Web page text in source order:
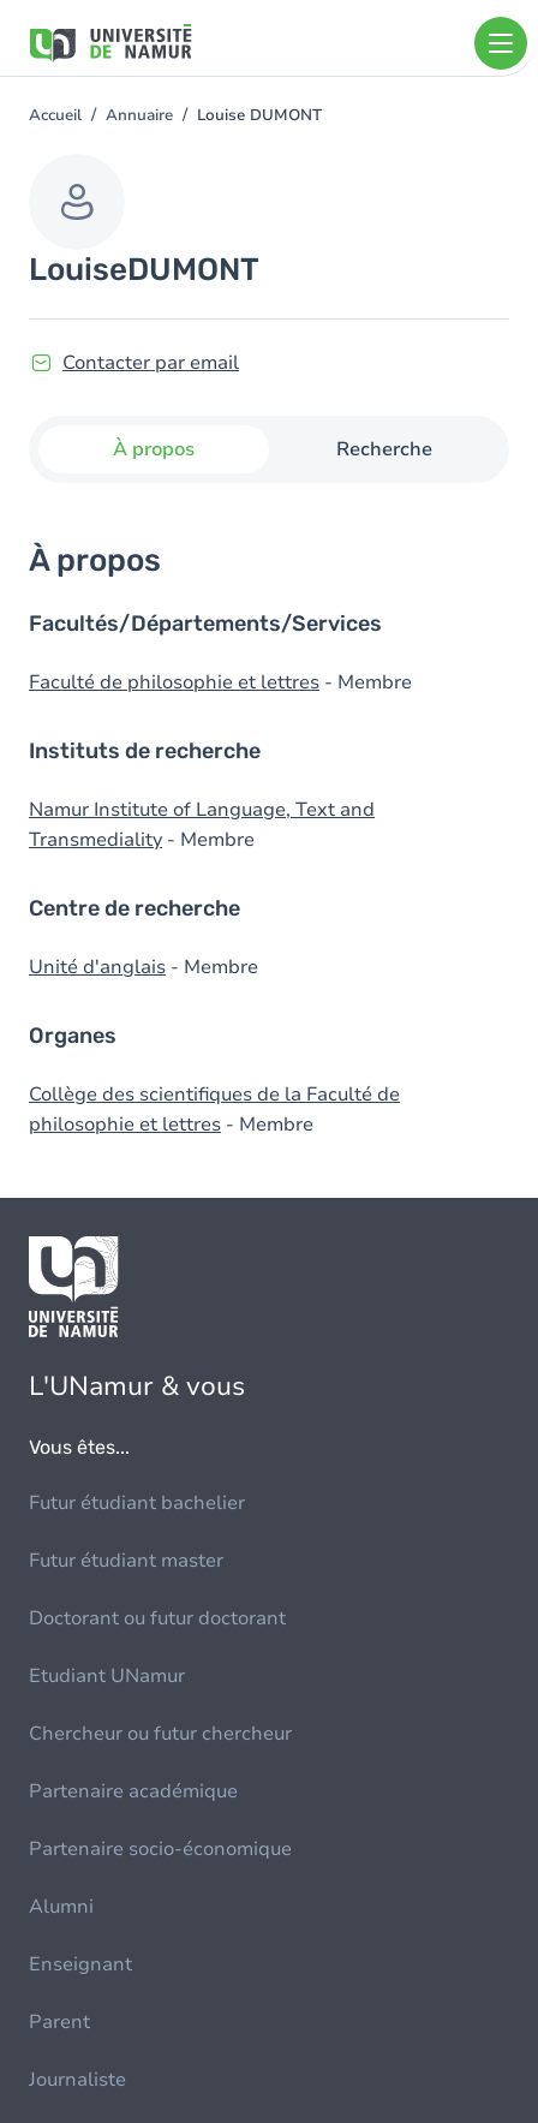
contenu
You
Accueil Annuaire Louise DUMONT
LouiseDUMONT
Contacter par email
À propos Recherche
À propos
Facultés/Départements/Services
Faculté de philosophie et lettres - Membre
Instituts de recherche
Namur Institute of Language, Text and
Transmediality - Membre
Centre de recherche
Unité d'anglais - Membre
Organes
Collège des scientifiques de la Faculté de
philosophie et lettres - Membre
L'UNamur & vous
Vous êtes...
Futur étudiant bachelier
Futur étudiant master
Doctorant ou futur doctorant
Etudiant UNamur
Chercheur ou futur chercheur
Partenaire académique
Partenaire socio-économique
Alumni
Enseignant
Parent
Journaliste